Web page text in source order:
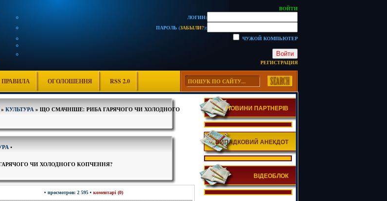
ВОЙТИ
ЛОГИН:
ПАРОЛЬ (ЗАБЫЛИ?):
ЧУЖОЙ КОМПЬЮТЕР
Войти
РЕГИСТРАЦИЯ
ПРАВИЛА ОГОЛОШЕННЯ RSS 2.0
» КУЛЬТУРА» ЩО СМАЧНІШЕ: РИБА ГАРЯЧОГО ЧИ ХОЛОДНОГО
•
ЧИ ХОЛОДНОГО КОПЧЕННЯ?
• просмотров: 2 595 • коментарі (0)
НОВИНИ ПАРТНЕРІВ
ВИПАДКОВИЙ АНЕКДОТ
ВІДЕОБЛОК